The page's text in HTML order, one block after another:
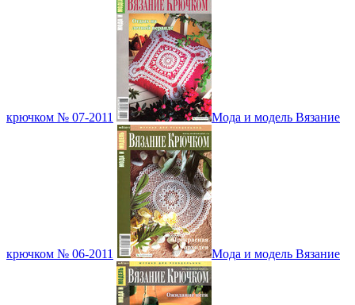
крючком № 07-2011 Мода и модель Вязание
крючком № 06-2011 Мода и модель Вязание